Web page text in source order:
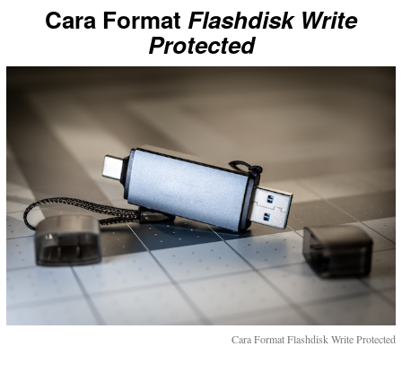
Cara Format Flashdisk Write
Protected
Cara Format Flashdisk Write Protected